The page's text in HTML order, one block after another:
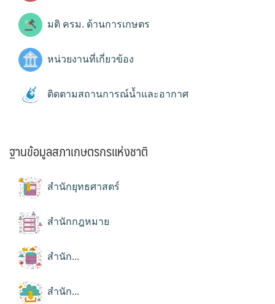
มติ ครม. ด้านการเกษตร
หน่วยงานที่เกี่ยวข้อง
ติดตามสถานการณ์น้ำและอากาศ
ฐานข้อมูลสภาเกษตรกรแห่งชาติ
สำนักยุทธศาสตร์
สำนักกฎหมาย
สำนัก...
สำนัก...